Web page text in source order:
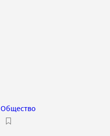
Общество